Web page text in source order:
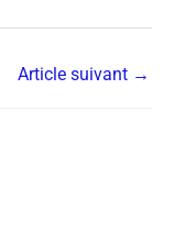
Article suivant →